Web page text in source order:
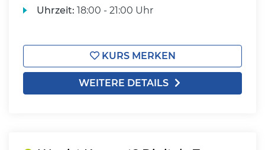
Uhrzeit: 18:00 - 21:00 Uhr
KURS MERKEN
WEITERE DETAILS